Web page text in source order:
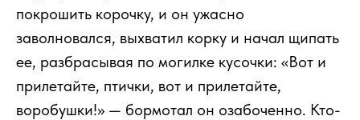
покрошить корочку, и он ужасно
заволновался, выхватил корку и начал щипать
ее, разбрасывая по могилке кусочки: «Вот и
прилетайте, птички, вот и прилетайте,
воробушки!» — бормотал он озабоченно. Кто-